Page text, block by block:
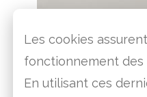
Les cookies
fonctionnement des
En utilisant ces